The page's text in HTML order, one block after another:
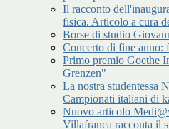
Il racconto
fisica. Articolo a cura
Borse di studio
Concerto di fine anno:
Primo premio Goethe
Grenzen"
La nostra studentessa
Campionati italiani di
Nuovo articolo
Villafranca racconta il